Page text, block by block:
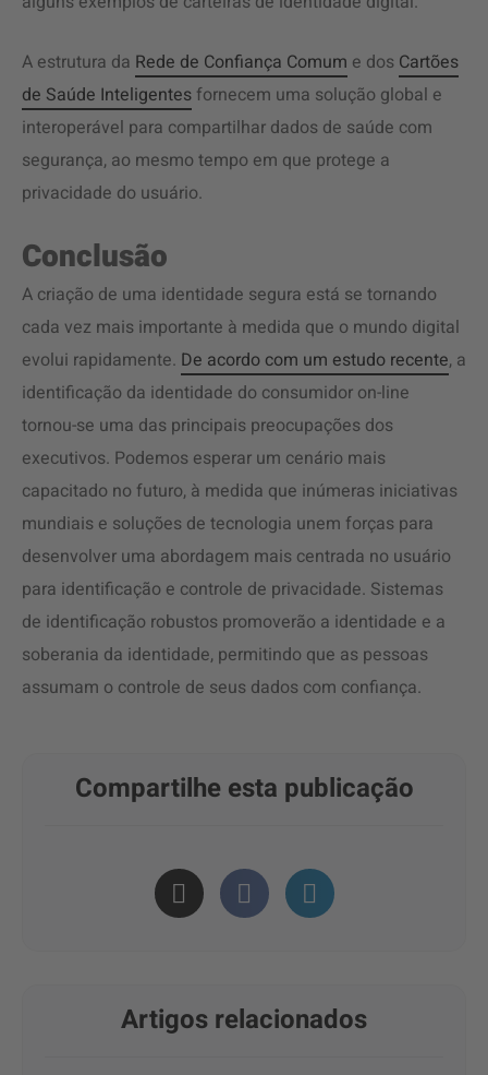
A estrutura da Rede de Confiança Comum e dos Cartões
de Saúde Inteligentes fornecem uma solução global e
interoperável para compartilhar dados de saúde com
segurança, ao mesmo tempo em que protege a
privacidade do usuário.
Conclusão
A criação de uma identidade segura está se tornando
cada vez mais importante à medida que o mundo digital
evolui rapidamente. De acordo com um estudo recente, a
identificação da identidade do consumidor on-line
tornou-se uma das principais preocupações dos
executivos. Podemos esperar um cenário mais
capacitado no futuro, à medida que inúmeras iniciativas
mundiais e soluções de tecnologia unem forças para
desenvolver uma abordagem mais centrada no usuário
para identificação e controle de privacidade. Sistemas
de identificação robustos promoverão a identidade e a
soberania da identidade, permitindo que as pessoas
assumam o controle de seus dados com confiança.
Compartilhe esta publicação
Artigos relacionados